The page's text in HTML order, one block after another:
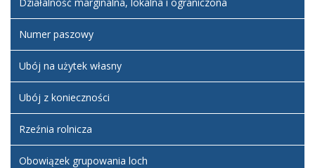
16:17
Artykuł
został
zmieniony.
14
czerwiec
2024
Administrator
Artykuł
został
zmieniony.
piątek,
2025
06:39
BIP
Numer paszowy
Ubój na użytek własny
Ubój z konieczności
Rzeźnia rolnicza
Obowiązek grupowania loch